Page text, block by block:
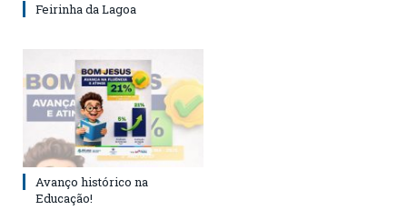
Feirinha da Lagoa
Avanço histórico na
Educação!